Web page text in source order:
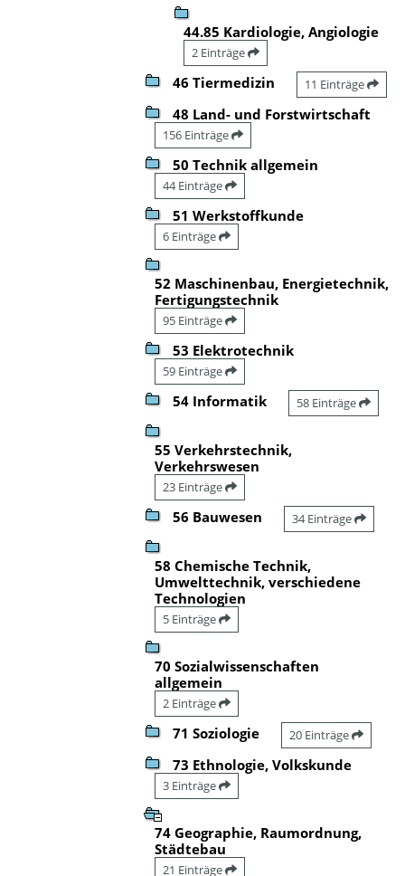
44.85 Kardiologie, Angiologie
2 Einträge
46 Tiermedizin 11 Einträge
48 Land- und Forstwirtschaft
156 Einträge
50 Technik allgemein
44 Einträge
51 Werkstoffkunde
6 Einträge
52 Maschinenbau, Energietechnik,
Fertigungstechnik
95 Einträge
53 Elektrotechnik
59 Einträge
54 Informatik 58 Einträge
55 Verkehrstechnik,
Verkehrswesen
23 Einträge
56 Bauwesen 34 Einträge
58 Chemische Technik,
Umwelttechnik, verschiedene
Technologien
5 Einträge
70 Sozialwissenschaften
allgemein
2 Einträge
71 Soziologie 20 Einträge
73 Ethnologie, Volkskunde
3 Einträge
74 Geographie, Raumordnung,
Städtebau
21 Einträge